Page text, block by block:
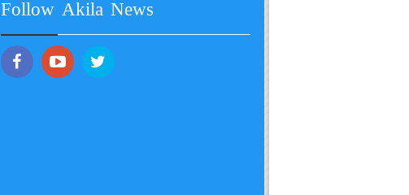
Follow Akila News